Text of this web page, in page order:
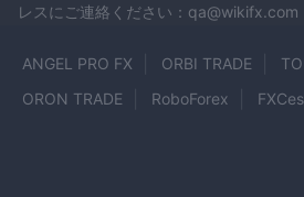
レスにご連絡ください：qa@wikifx.com
ANGEL PRO FX ORBI TRADE
ORON TRADE
RoboForex